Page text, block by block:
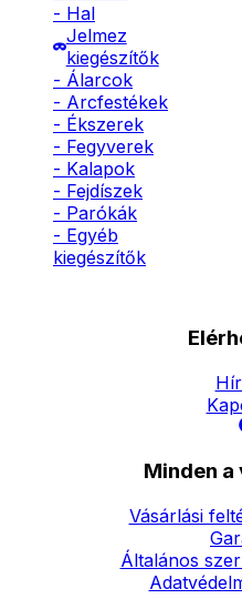
- Hal
Jelmez
kiegészítők
- Álarcok
- Arcfestékek
- Ékszerek
- Fegyverek
- Kalapok
- Fejdíszek
- Parókák
- Egyéb
kiegészítők
Minden
Vásárlási
Általános